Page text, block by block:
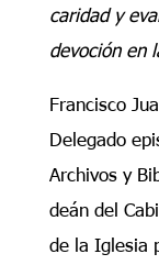
caridad y
devoción en
Francisco
Delegado
Archivos y
deán del
de la Iglesia